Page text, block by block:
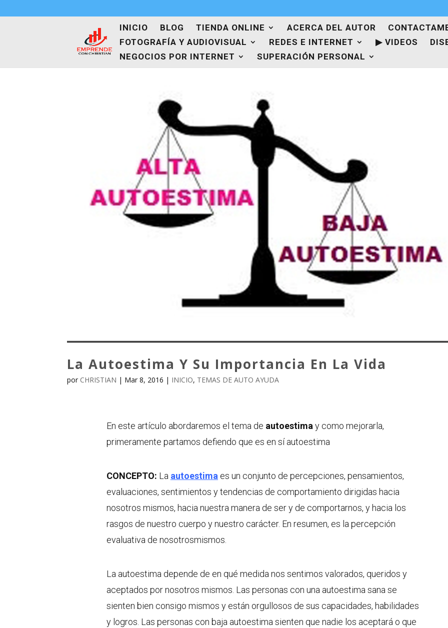
INICIO BLOG TIENDA ONLINE ACERCA DEL AUTOR
FOTOGRAFÍA Y AUDIOVISUAL
REDES E INTERNET ▶ VIDEOS
NEGOCIOS POR INTERNET
SUPERACIÓN PERSONAL
La Autoestima Y Su Importancia En La Vida
por CHRISTIAN | Mar 8, 2016 | INICIO, TEMAS DE AUTO AYUDA
En este artículo abordaremos el tema de autoestimay como mejorarla,
primeramente partamos defiendo que es en sí autoestima
CONCEPTO: La autoestimaes un conjunto de percepciones, pensamientos,
evaluaciones, sentimientos y tendencias de comportamiento dirigidas hacia
nosotros mismos, hacia nuestra manera de ser y de comportarnos, y hacia los
rasgos de nuestro cuerpo y nuestro carácter. En resumen, es la percepción
evaluativa de nosotrosmismos.
La autoestima depende de en qué medida nos sentimos valorados, queridos y
aceptados por nosotros mismos. Las personas con una autoestima sana se
sienten bien consigo mismos y están orgullosos de sus capacidades, habilidades
y logros. Las personas con baja autoestima sienten que nadie los aceptará o que